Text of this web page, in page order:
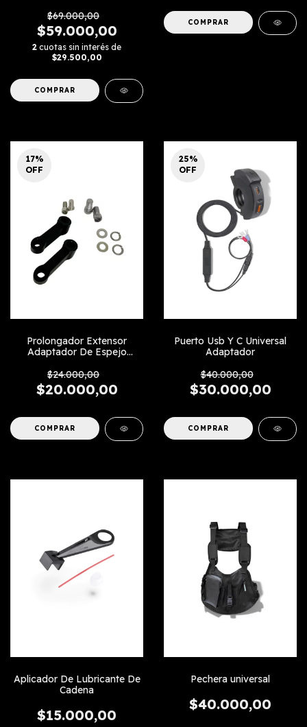
$69.000,00
$59.000,00
2 cuotas sin interés de
$29.500,00
17%
OFF
Prolongador Extensor
Adaptador De Espejo
$24.000,00
$20.000,00
25%
OFF
Puerto Usb Y C Universal
Adaptador
$40.000,00
$30.000,00
Aplicador De Lubricante De
Cadena
$15.000,00
Pechera universal
$40.000,00